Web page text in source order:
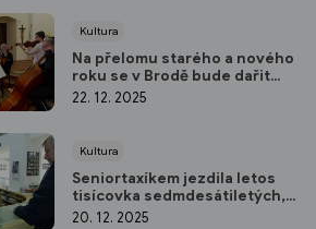
Kultura
Na přelomu starého a nového
roku se v Brodě bude dařit
kultuře
22. 12. 2025
Kultura
Seniortaxíkem jezdila letos
tisícovka sedmdesátiletých,
zájem stoupá
20. 12. 2025